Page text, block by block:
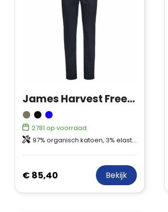
James Harvest Freehold Broek Dames
2781 op voorraad
97% organisch katoen, 3% elastaan
€ 85,40 Bekijk